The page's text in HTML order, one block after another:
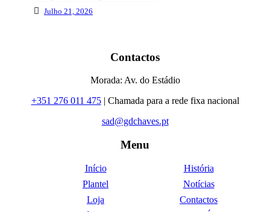
Julho 21, 2026
Contactos
Morada: Av. do Estádio
+351 276 011 475| Chamada para a rede fixa nacional
sad@gdchaves.pt
Menu
Início
História
Plantel
Notícias
Loja
Contactos